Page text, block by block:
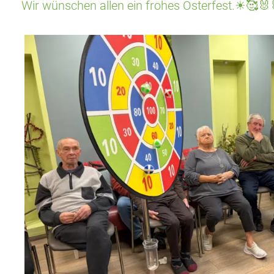
Wir wünschen allen ein frohes